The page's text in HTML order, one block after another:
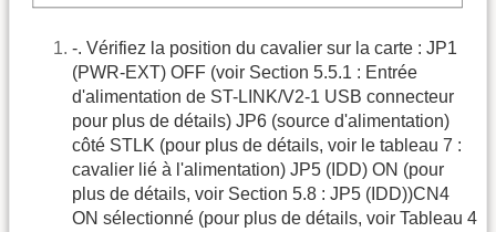
-. Vérifiez la position du cavalier sur la carte : JP1
(PWR-EXT) OFF (voir Section 5.5.1 : Entrée
d'alimentation de ST-LINK/V2-1 USB connecteur
pour plus de détails) JP6 (source d'alimentation)
côté STLK (pour plus de détails, voir le tableau 7 :
cavalier lié à l'alimentation) JP5 (IDD) ON (pour
plus de détails, voir Section 5.8 : JP5 (IDD))CN4
ON sélectionné (pour plus de détails, voir Tableau 4